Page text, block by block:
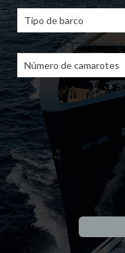
Tipo de barco
Número de camarotes